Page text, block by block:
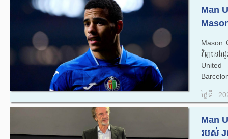
Man
Mason
វិញ​នៅ​រ
ថ្ងៃទី :
Man
របស់